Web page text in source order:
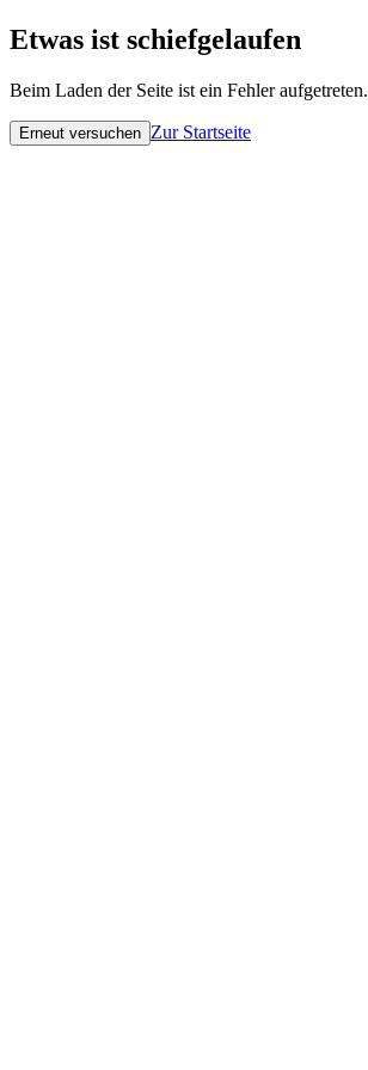
Etwas ist schiefgelaufen
Beim Laden der Seite ist ein Fehler aufgetreten.
Erneut versuchen Zur Startseite